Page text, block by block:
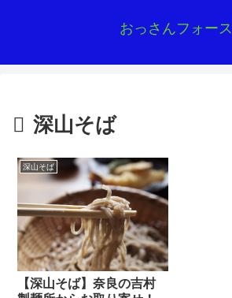
おっさんフォース
深山そば
深山そば
【深山そば】奈良の吉村